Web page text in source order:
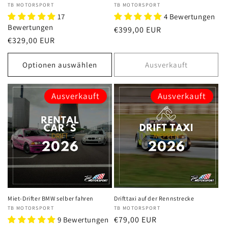
Anbieter:
TB MOTORSPORT
17
Bewertungen
Normaler
Preis
€329,00 EUR
Optionen auswählen
Anbieter:
TB MOTORSPORT
4 Bewertungen
Normaler
€399,00 EUR
Ausverkauft
Ausverkauft
Miet-Drifter BMW selber fahren
Anbieter:
TB MOTORSPORT
9 Bewertungen
Ausverkauft
Drifttaxi auf der Rennstrecke
Anbieter:
TB MOTORSPORT
Normaler
€79,00 EUR